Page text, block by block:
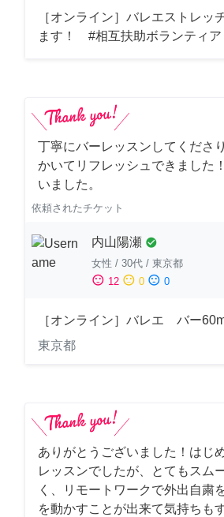
［オンライン］バレエストレ
ます！ #相互扶助ボランティア
丁寧にバーレッスンしてくださ
かいてリフレッシュできました
いました。
依頼されたチケット
内山陽瀬 check_circle
女性 / 30代 / 東京都
sentiment_satisfied 12 sentiment_neutral 0 sentiment_dissatisfied 0
［オンライン］バレエ バー
東京都
ありがとうございました！はじ
レッスンでしたが、とてもスム
く、リモートワークで外出自粛
を動かすことが出来て気持ちも